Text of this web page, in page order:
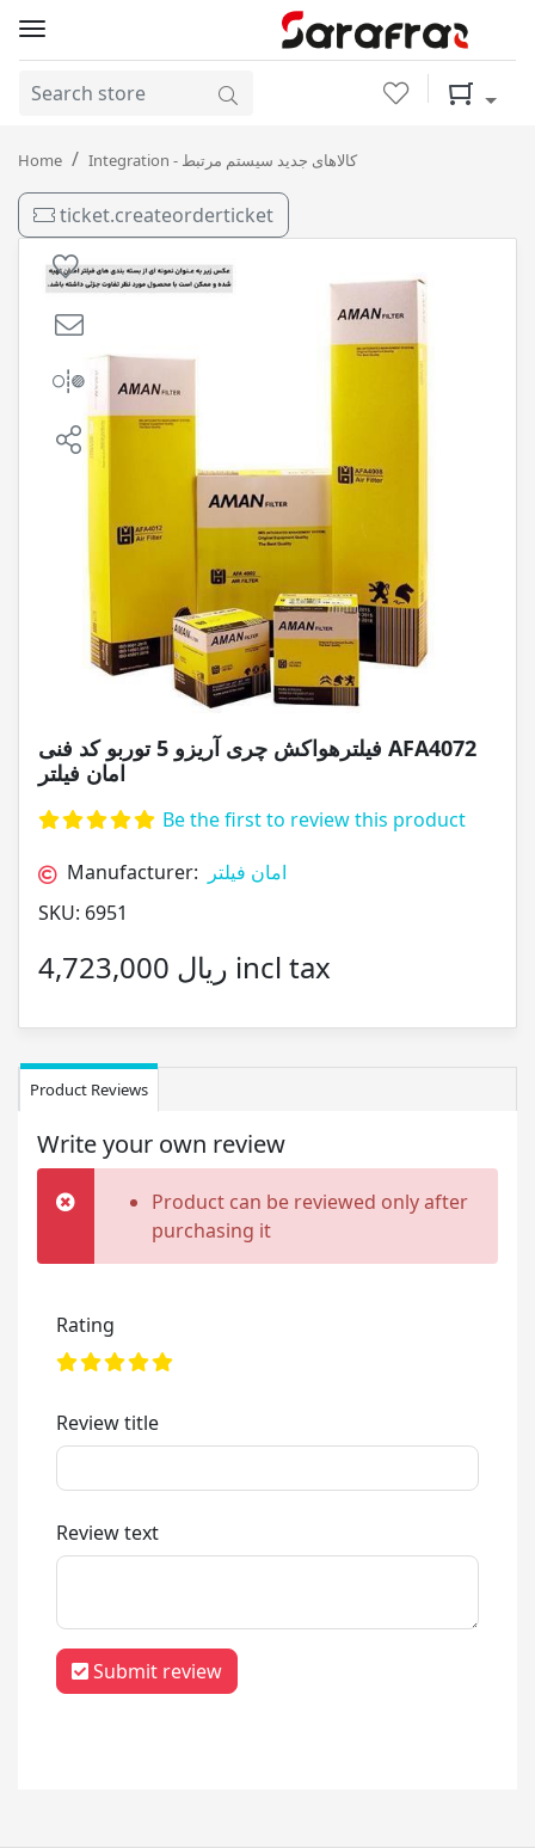
Wishlist
Home Integration - کالاهای جدید سیستم مرتبط
ticket.createorderticket
فیلترهواکش چری آریزو 5 توربو کد فنی AFA4072
امان فیلتر
Be the first to review this product
Manufacturer:
امان فیلتر
SKU: 6951
4,723,000 ریال incl tax
Product Reviews
Write your own review
Product can be reviewed only after
purchasing it
Rating
Review title
Review text
Submit review